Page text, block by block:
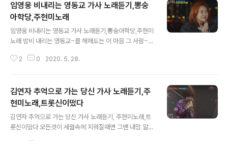
임영웅 비내리는 영동교 가사 노래듣기,뽕숭
아학당,주현미노래
임영웅 비내리는 영동교 가사 노래듣기,뽕숭아학당,주현미
노래 밤비 내리는 영동교~를 헤매도는 이 마음 그 사람~은
어 하염없이 헤매이네 밤비 내리는 영동교~를 홀로 걷는
영~동교 잊어야지 하면서도 못잊는 것은 미련 미련 미련
때문인가봐 밤비 내리는 영동교~를 헤매도는 이 마음 그
사람~은 모를꺼야 모르~실꺼야 비에 젖어 슬픔에 젖어 아
픔에 젖~어 하염없이 헤매이네 밤비~ 내리는 영~동교 생
각말자 하면서도 생각하는 건 미련 미련 미련 때문인가봐
2 0 2020. 5. 28.
김연자 추억으로 가는 당신 가사 노래듣기,주
현미노래,트롯신이떴다
김연자 추억으로 가는 당신 가사 노래듣기, 주현미노래,트
롯신이떴다 모든것이 세월속에 지워질때면 그땐 내맘 알게